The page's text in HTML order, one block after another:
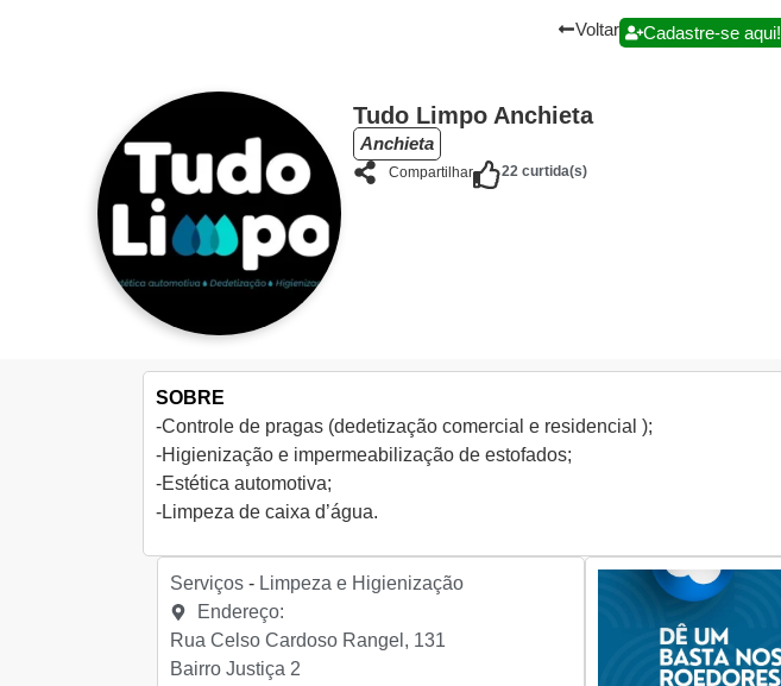
Cadastre-se aqui!
Voltar
Tudo Limpo Anchieta
Anchieta
Compartilhar 22 curtida(s)
SOBRE
-Controle de pragas (dedetização comercial e residencial );
-Higienização e impermeabilização de estofados;
-Estética automotiva;
-Limpeza de caixa d’água.
Serviços - Limpeza e Higienização
Endereço:
Rua Celso Cardoso Rangel, 131
Bairro Justiça 2